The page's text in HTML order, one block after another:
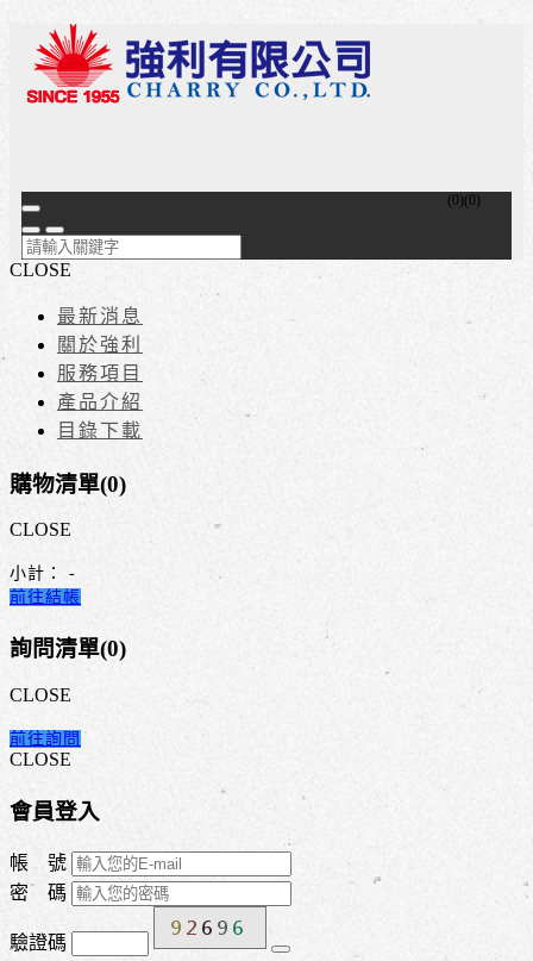
(0)(0)
CLOSE
最新消息
關於強利
服務項目
產品介紹
目錄下載
購物清單(0)
CLOSE
小計：
-
前往結帳
詢問清單(0)
CLOSE
前往詢問
CLOSE
會員登入
帳 號
密 碼
驗證碼